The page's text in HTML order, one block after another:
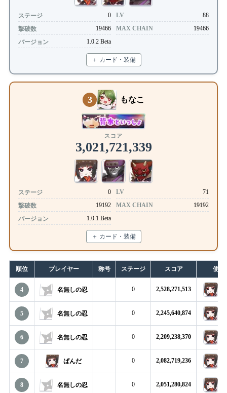
ステージ 0 LV
88
撃破数
19466 MAX CHAIN
19466
バージョン
1.0.2 Beta
＋ カード・装備
3 もなこ
スコア
3,021,721,339
ステージ 0 LV
71
撃破数
19192 MAX CHAIN
19192
バージョン
1.0.1 Beta
＋ カード・装備
順位 プレイヤー 称号 ステージ スコア 使用
4 名無しの忍 0 2,528,271,513
5 名無しの忍 0 2,245,640,874
6 名無しの忍 0 2,209,238,370
7 ぱんだ 0 2,082,719,236
8 名無しの忍 0 2,051,280,824